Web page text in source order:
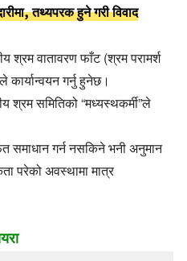
तथ्यपरक हुने गरी विवाद
श्रम वातावरण फाँट (श्रम परामर्श
कार्यान्वयन गर्नु हुनेछ।
श्रम समितिको “मध्यस्थकर्मी”ले
समाधान गर्न नसकिने भनी अनुमान
परेको अवस्थामा मात्र